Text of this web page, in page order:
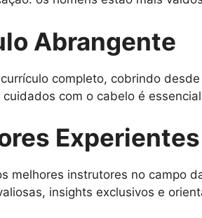
Abrangente
completo, cobrindo
com o cabelo é
Experientes
melhores instrutores no campo
insights exclusivos e